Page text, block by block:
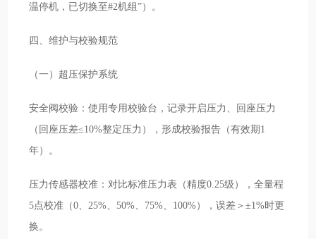
温停机，已切换至#2机组”）。
四、维护与校验规范
（一）超压保护系统
安全阀校验：使用专用校验台，记录开启压力、回座压力
（回座压差≤10%整定压力），形成校验报告（有效期1
年）。
压力传感器校准：对比标准压力表（精度0.25级），全量程
5点校准（0、25%、50%、75%、100%），误差＞±1%时更
换。